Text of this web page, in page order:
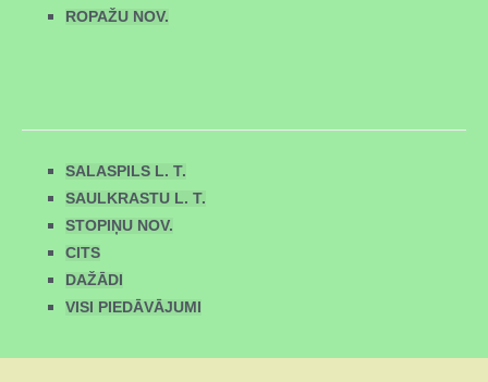
ROPAŽU NOV.
SALASPILS L. T.
SAULKRASTU L. T.
STOPIŅU NOV.
CITS
DAŽĀDI
VISI PIEDĀVĀJUMI